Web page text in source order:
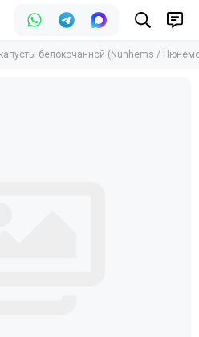
белокочанной (Nunhems /